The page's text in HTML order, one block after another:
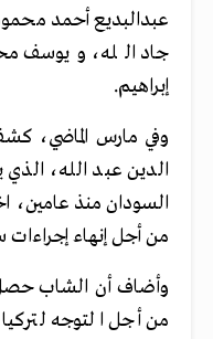
عبدالبديع أحمد
جاد الله، ‏ويوسف
إبراهيم.
وفي مارس الماضي،
السودان منذ عامين،
من أجل إنهاء إجراءات
وأضاف أن الشاب حصل
من أجل التوجه